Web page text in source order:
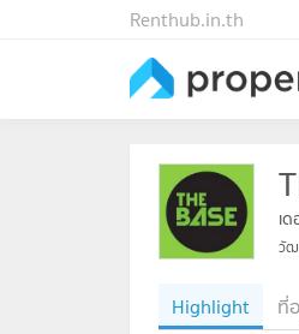
Renthub.in.th
เ
วัฒ
Highlight ที่